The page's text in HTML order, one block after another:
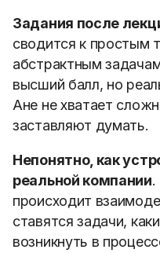
Задания после
сводится к простым
абстрактным
высший балл, но
Ане не хватает
заставляют думать.
Непонятно, как
реальной компании.
происходит
ставятся задачи,
возникнуть в